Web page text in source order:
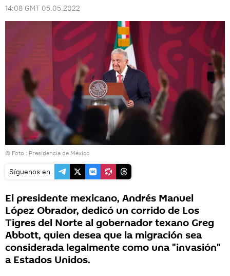
14:08 GMT 05.05.2022
© Foto : Presidencia de México
Síguenos en
El presidente mexicano, Andrés Manuel
López Obrador, dedicó un corrido de Los
Tigres del Norte al gobernador texano Greg
Abbott, quien desea que la migración sea
considerada legalmente como una "invasión"
a Estados Unidos.